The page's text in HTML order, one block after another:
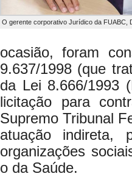
O gerente corporativo Jurídico da FUABC,
ocasião, foram
9.637/1998 (que
da Lei 8.666/1993
licitação para
Supremo Tribunal
atuação
organizações
o da Saúde.